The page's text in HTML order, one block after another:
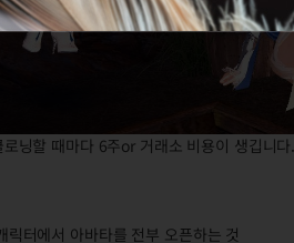
닝할 때마다 6주or 거래소 비용이 생깁니
릭터에서 아바타를 전부 오픈하는 것